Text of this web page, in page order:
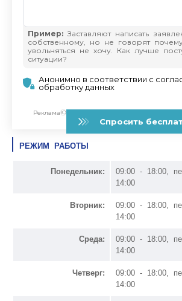
РЕЖИМ РАБОТЫ
Понедельник:
09:00 - 18:00,
14:00
Вторник:
09:00 - 18:00,
14:00
Среда:
09:00 - 18:00,
14:00
Четверг:
09:00 - 18:00,
14:00